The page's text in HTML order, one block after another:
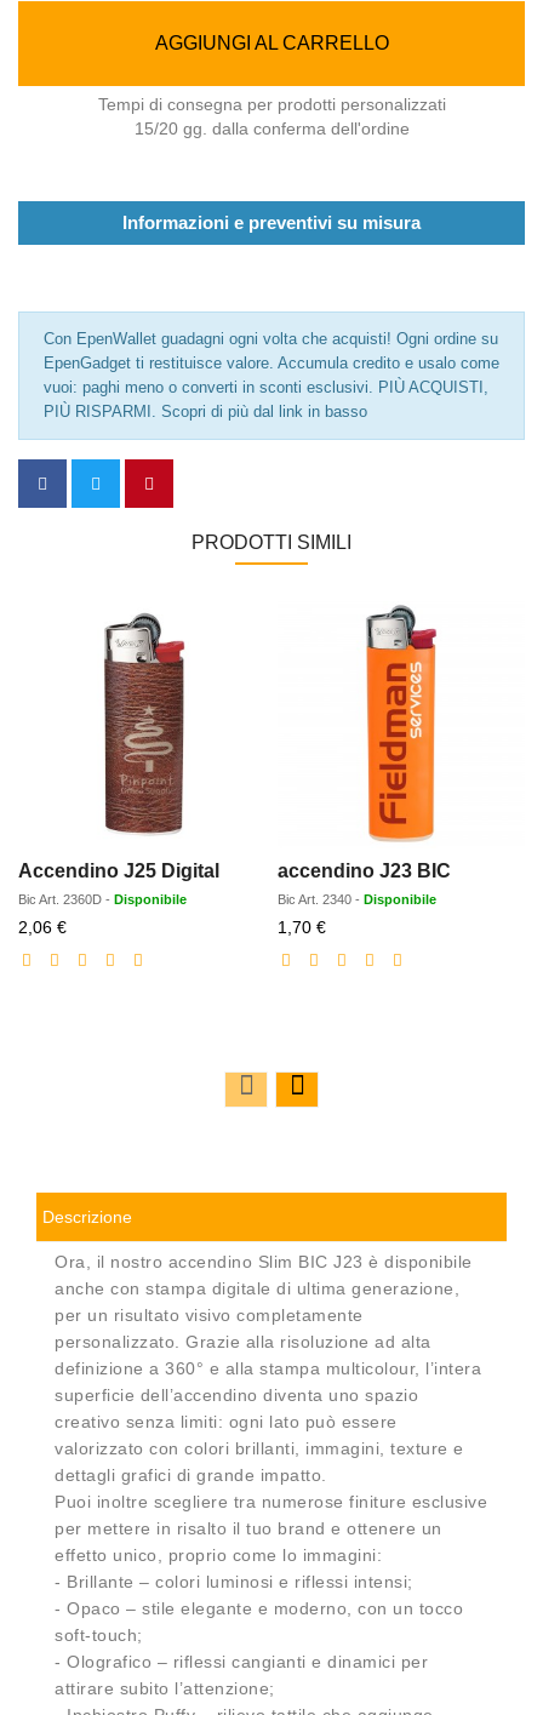
AGGIUNGI AL CARRELLO
Tempi di consegna per prodotti personalizzati
15/20 gg. dalla conferma dell'ordine
Informazioni e preventivi su misura
Con EpenWallet guadagni ogni volta che acquisti! Ogni ordine su
EpenGadget ti restituisce valore. Accumula credito e usalo come
vuoi: paghi meno o converti in sconti esclusivi. PIÙ ACQUISTI,
PIÙ RISPARMI. Scopri di più dal link in basso
PRODOTTI SIMILI
Accendino J25 Digital
Bic Art. 2360D - Disponibile
2,06 €Prezzo
scontato
accendino J23 BIC
Bic Art. 2340 - Disponibile
1,70 €Prezzo
scontato
Descrizione
Ora, il nostro accendino Slim BIC J23 è disponibile
anche con stampa digitale di ultima generazione,
per un risultato visivo completamente
personalizzato. Grazie alla risoluzione ad alta
definizione a 360° e alla stampa multicolour, l’intera
superficie dell’accendino diventa uno spazio
creativo senza limiti: ogni lato può essere
valorizzato con colori brillanti, immagini, texture e
dettagli grafici di grande impatto.
Puoi inoltre scegliere tra numerose finiture esclusive
per mettere in risalto il tuo brand e ottenere un
effetto unico, proprio come lo immagini:
- Brillante – colori luminosi e riflessi intensi;
- Opaco – stile elegante e moderno, con un tocco
soft-touch;
- Olografico – riflessi cangianti e dinamici per
attirare subito l’attenzione;